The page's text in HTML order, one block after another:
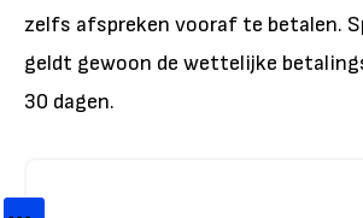
zelfs afspreken vooraf te betalen.
geldt gewoon de wettelijke
30 dagen.